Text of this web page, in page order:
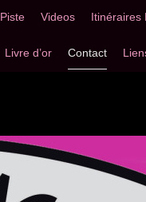
Piste Videos Itinéraires
Livre d’or Contact